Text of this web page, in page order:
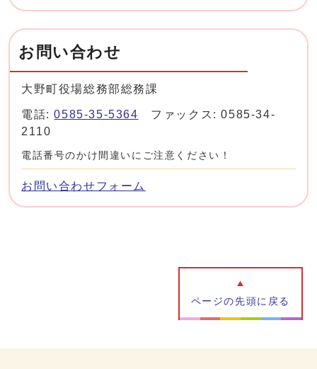
お問い合わせ
大野町役場総務部総務課
電話:0585-35-5364 ファックス: 0585-34-
2110
電話番号のかけ間違いにご注意ください！
お問い合わせフォーム
ページの先頭に戻る